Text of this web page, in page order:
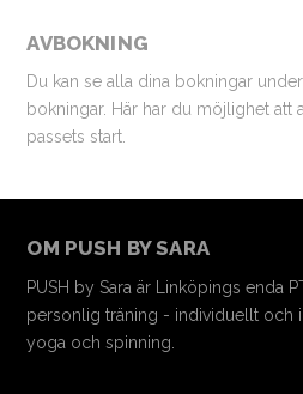
AVBOKNING
Du kan se alla dina bokningar
bokningar. Här har du möjlighet att
passets start.
OM PUSH BY SARA
PUSH by Sara är Linköpings enda
personlig träning - individuellt och
yoga och spinning.